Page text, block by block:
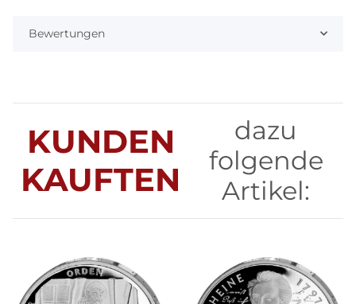
Bewertungen
KUNDEN
KAUFTEN
dazu
folgende
Artikel: